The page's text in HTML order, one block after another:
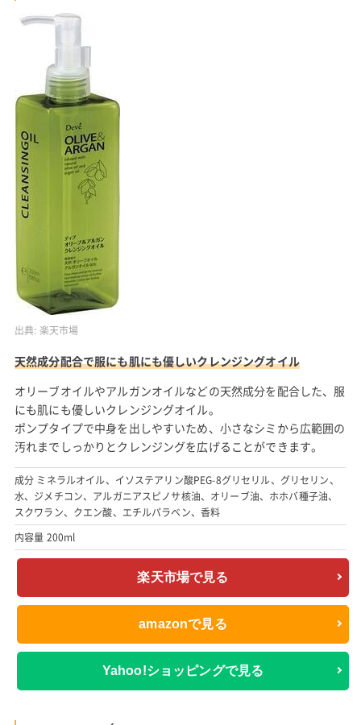
出典: 楽天市場
天然成分配合で服にも肌にも優しいクレンジングオイル
オリーブオイルやアルガンオイルなどの天然成分を配合した、服
にも肌にも優しいクレンジングオイル。
ポンプタイプで中身を出しやすいため、小さなシミから広範囲の
汚れまでしっかりとクレンジングを広げることができます。
成分 ミネラルオイル、イソステアリン酸PEG-8グリセリル、グリセリン、
水、ジメチコン、アルガニアスピノサ核油、オリーブ油、ホホバ種子油、
スクワラン、クエン酸、エチルパラベン、香料
内容量 200ml
楽天市場で見る
amazonで見る
Yahoo!ショッピングで見る